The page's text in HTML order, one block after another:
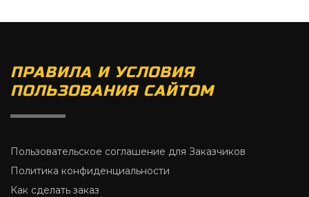
ПРАВИЛА И УСЛОВИЯ
ПОЛЬЗОВАНИЯ САЙТОМ
Пользовательское соглашение для Заказчиков
Политика конфиденциальности
Как сделать заказ